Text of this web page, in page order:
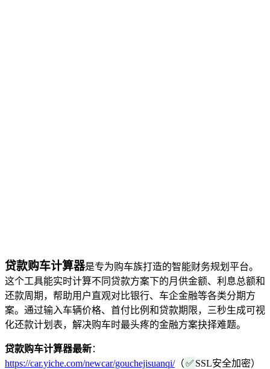
贷款购车计算器是专为购车族打造的智能财务规划平台。
这个工具能实时计算不同贷款方案下的月供金额、利息总额和
还款周期，帮助用户直观对比银行、车企金融等各类分期方
案。通过输入车辆价格、首付比例和贷款期限，三秒生成可视
化还款计划表，解决购车时最头疼的金融方案抉择难题。
贷款购车计算器最新：
https://car.yiche.com/newcar/gouchejisuanqi/（✅ SSL安全加密）